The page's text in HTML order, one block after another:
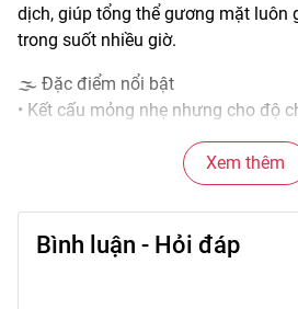
dịch, giúp tổng thể gương mặt luôn
trong suốt nhiều giờ.
🌫️ Đặc điểm nổi bật
• Kết cấu mỏng nhẹ nhưng cho độ
• Hiệu ứng lì mịn, giúp da trông khô
• Không dễ bị xuống tông sau thời
• Dễ kiểm soát lượng lấy, có thể
Xem thêm
Bình luận - Hỏi đáp